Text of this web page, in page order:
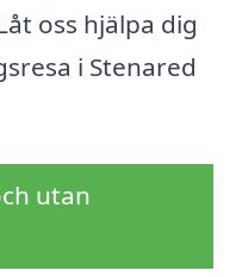
oss hjälpa dig
i Stenared
utan